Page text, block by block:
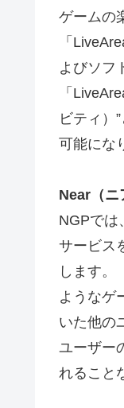
ゲームの
「
よびソフ
「
ビティ）
可能にな
Near（ニ
NGPでは
サービス
します。
ようなゲ
いた他の
ユーザー
れること